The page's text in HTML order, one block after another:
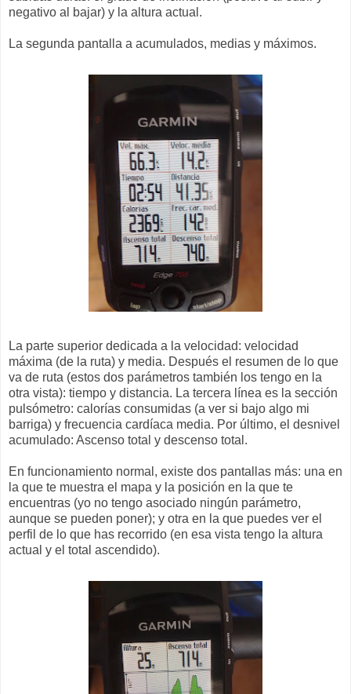
negativo al bajar) y la altura actual.
La segunda pantalla a acumulados, medias y máximos.
La parte superior dedicada a la velocidad: velocidad
máxima (de la ruta) y media. Después el resumen de lo que
va de ruta (estos dos parámetros también los tengo en la
otra vista): tiempo y distancia. La tercera línea es la sección
pulsómetro: calorías consumidas (a ver si bajo algo mi
barriga) y frecuencia cardíaca media. Por último, el desnivel
acumulado: Ascenso total y descenso total.
En funcionamiento normal, existe dos pantallas más: una en
la que te muestra el mapa y la posición en la que te
encuentras (yo no tengo asociado ningún parámetro,
aunque se pueden poner); y otra en la que puedes ver el
perfil de lo que has recorrido (en esa vista tengo la altura
actual y el total ascendido).